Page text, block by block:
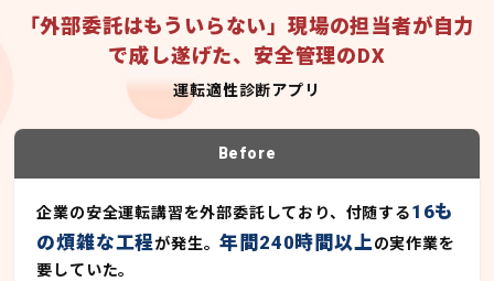
「外部委託はもういらない」現場の担当者が自力
で成し遂げた、安全管理のDX
運転適性診断アプリ
Before
企業の安全運転講習を外部委託しており、付随する16も
の煩雑な工程が発生。年間240時間以上の実作業を
要していた。